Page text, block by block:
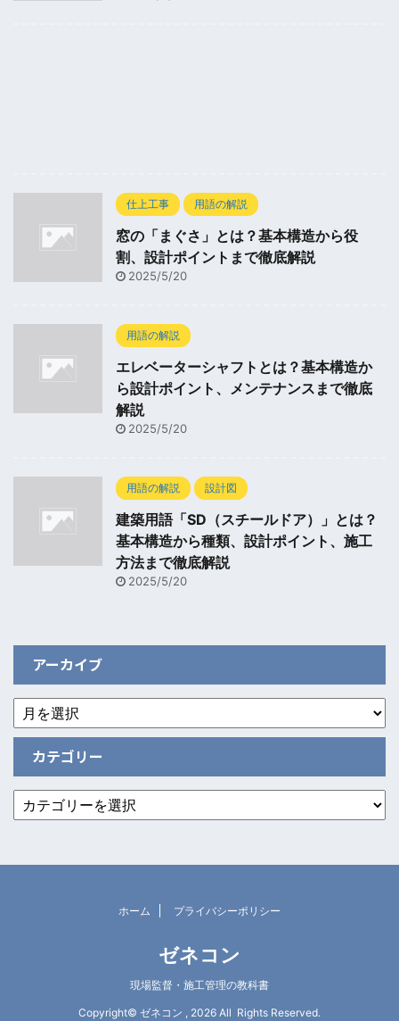
仕上工事 用語の解説
窓の「まぐさ」とは？基本構造から役
割、設計ポイントまで徹底解説
2025/5/20
用語の解説
エレベーターシャフトとは？基本構造か
ら設計ポイント、メンテナンスまで徹底
解説
2025/5/20
用語の解説 設計図
建築用語「SD（スチールドア）」とは？
基本構造から種類、設計ポイント、施工
方法まで徹底解説
2025/5/20
アーカイブ
カテゴリー
ホーム プライバシーポリシー
ゼネコン
現場監督・施工管理の教科書
Copyright© ゼネコン , 2026 All Rights Reserved.